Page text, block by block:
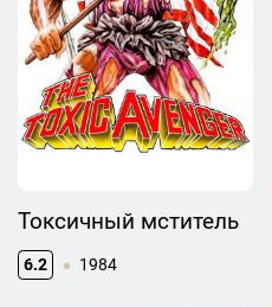
Токсичный мститель
6.2 1984